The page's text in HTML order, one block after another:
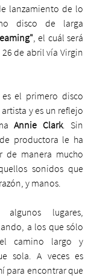
lanzamiento de lo
disco de larga
, el cuál será
de abril vía Virgin
es el primero disco
y es un reflejo
Annie Clark. Sin
productora le ha
de manera mucho
sonidos que
y manos.
lugares,
a los que sólo
camino largo y
sola. A veces es
para encontrar que